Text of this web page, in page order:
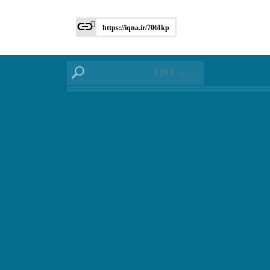
https://iqna.ir/706Ikp